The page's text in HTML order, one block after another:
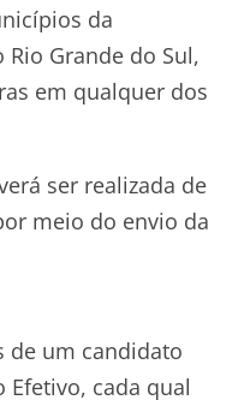
da
Grande do Sul,
em qualquer dos
ser realizada de
meio do envio da
de um candidato
Efetivo, cada qual